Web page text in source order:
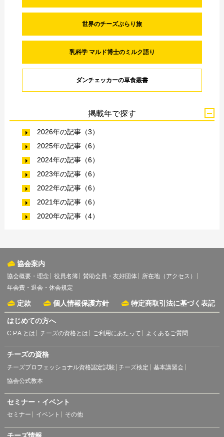
世界のチーズぶらり旅
乳科学 マルド博士のミルク語り
ダンチェッカーの草食叢書
掲載年で探す
2026年の記事（3）
2025年の記事（6）
2024年の記事（6）
2023年の記事（6）
2022年の記事（6）
2021年の記事（6）
2020年の記事（4）
協会案内
協会概要・理念 役員名簿 賛助会員・友好団体
所在地（アクセス）
年会費・退会・休会規定
定款 個人情報保護方針 特定商取引法に基づく表記
はじめての方へ
C.P.A.とは チーズの資格とは ご利用にあたって よくあるご質問
チーズの資格
チーズプロフェッショナル資格認定試験 チーズ検定
基本講習会
協会公式教本
セミナー・イベント
セミナー イベント その他